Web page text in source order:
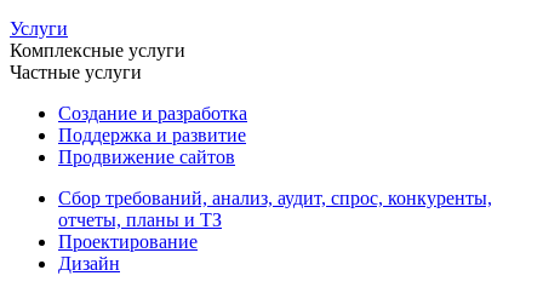
Услуги
Комплексные услуги
Частные услуги
Создание и разработка
Поддержка и развитие
Продвижение сайтов
Сбор требований, анализ, аудит, спрос, конкуренты,
отчеты, планы и ТЗ
Проектирование
Дизайн